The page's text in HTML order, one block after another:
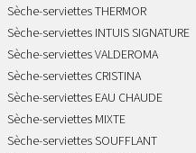
Sèche-serviettes THERMOR
Sèche-serviettes INTUIS SIGNATURE
Sèche-serviettes VALDEROMA
Sèche-serviettes CRISTINA
Sèche-serviettes EAU CHAUDE
Sèche-serviettes MIXTE
Sèche-serviettes SOUFFLANT